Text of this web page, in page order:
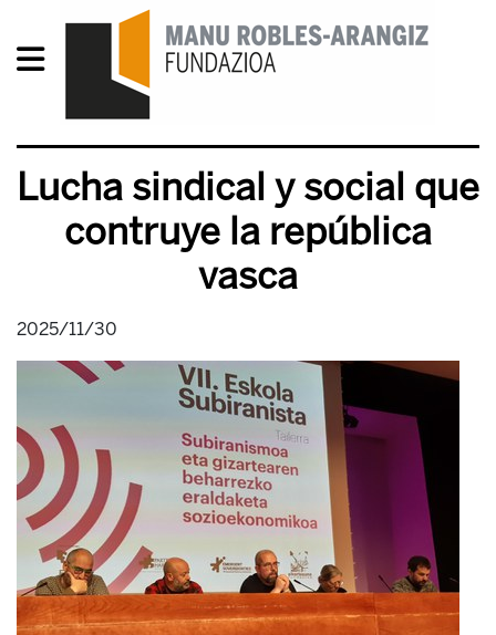
Lucha sindical y social que
contruye la república
vasca
2025/11/30